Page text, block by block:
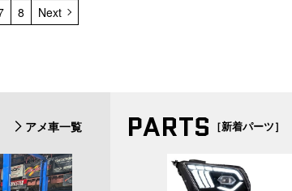
8 Next
アメ車一覧 PARTS ［新着パーツ］